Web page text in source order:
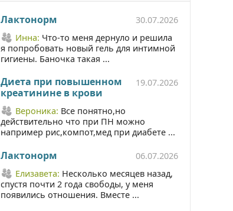
Лактонорм
30.07.2026
Инна: Что-то меня дернуло и решила
я попробовать новый гель для интимной
гигиены. Баночка такая ...
Диета при повышенном
креатинине в крови
19.07.2026
Вероника: Все понятно,но
действительно что при ПН можно
например рис,компот,мед при диабете ...
Лактонорм
06.07.2026
Елизавета: Несколько месяцев назад,
спустя почти 2 года свободы, у меня
появились отношения. Вместе ...